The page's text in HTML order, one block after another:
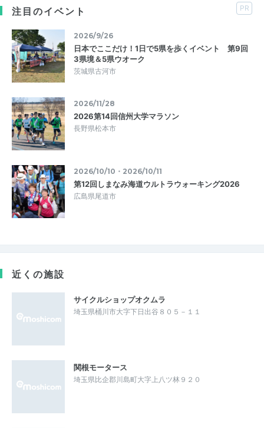
注目のイベント PR
2026/9/26
日本でここだけ！1日で5県を歩くイベント 第9回
3県境＆5県ウオーク
茨城県古河市
2026/11/28
2026第14回信州大学マラソン
長野県松本市
2026/10/10・2026/10/11
第12回しまなみ海道ウルトラウォーキング2026
広島県尾道市
近くの施設
サイクルショップオクムラ
埼玉県桶川市大字下日出谷８０５－１１
関根モータース
埼玉県比企郡川島町大字上八ツ林９２０